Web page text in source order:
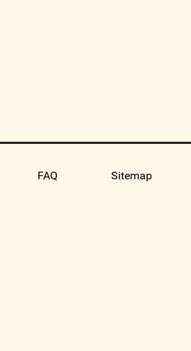
FAQ Sitemap